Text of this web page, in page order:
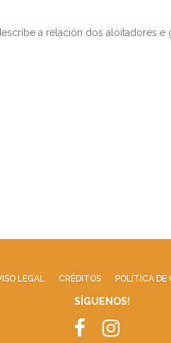
a relación dos aloitadores
LEGAL CRÉDITOS POLÍTICA DE
SÍGUENOS!